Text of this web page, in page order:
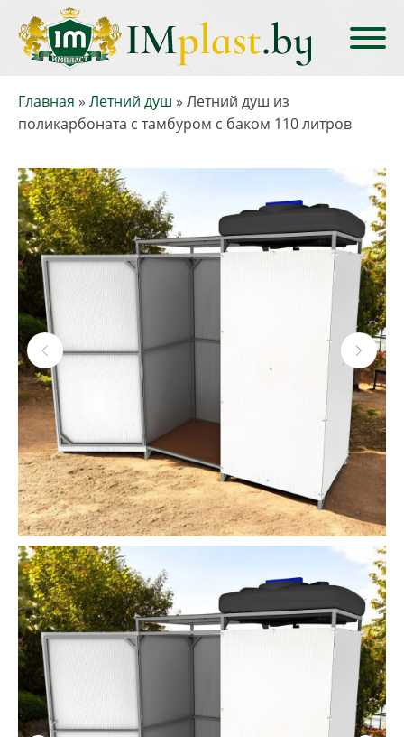
Главная » Летний душ » Летний душ из
поликарбоната с тамбуром с баком 110 литров